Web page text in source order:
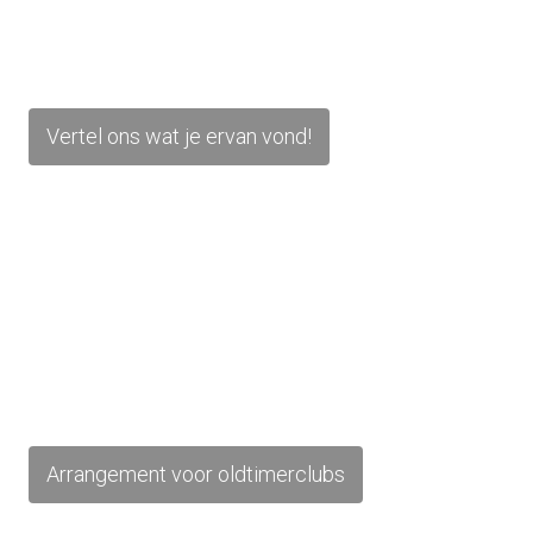
Vertel ons wat je ervan vond!
Arrangement voor oldtimerclubs